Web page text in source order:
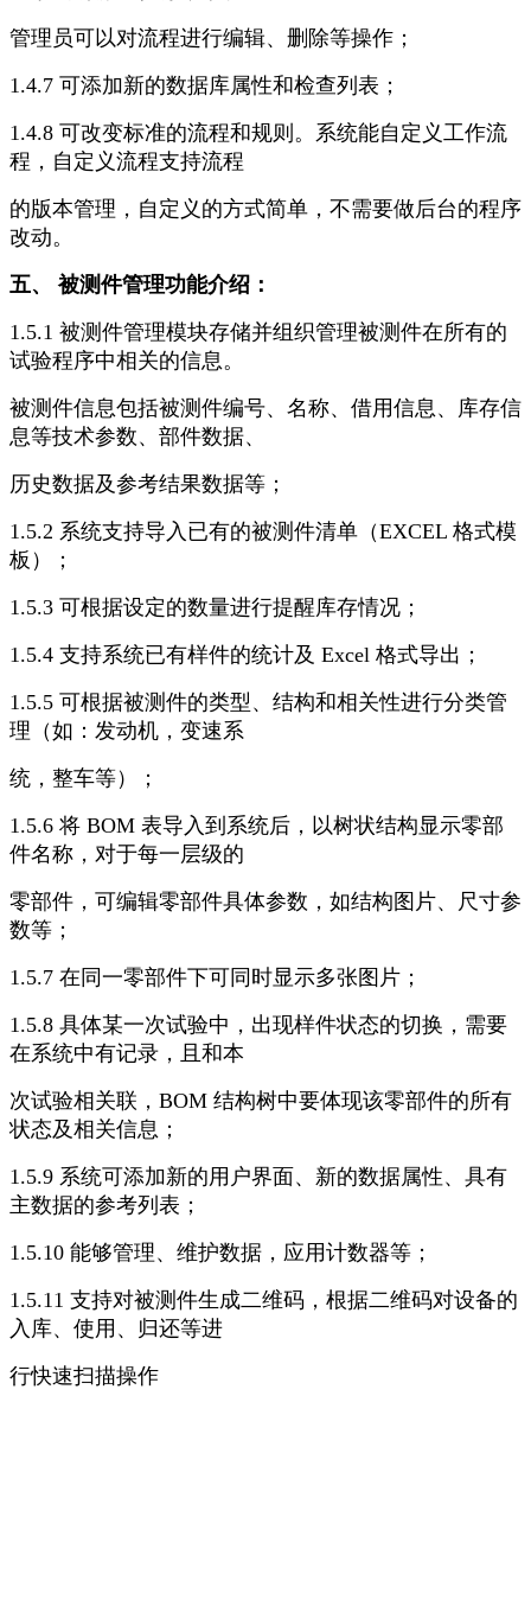
管理员可以对流程进行编辑、删除等操作；
1.4.7 可添加新的数据库属性和检查列表；
1.4.8 可改变标准的流程和规则。系统能自定义工作流
程，自定义流程支持流程
的版本管理，自定义的方式简单，不需要做后台的程序
改动。
五、 被测件管理功能介绍：
1.5.1 被测件管理模块存储并组织管理被测件在所有的
试验程序中相关的信息。
被测件信息包括被测件编号、名称、借用信息、库存信
息等技术参数、部件数据、
历史数据及参考结果数据等；
1.5.2 系统支持导入已有的被测件清单（EXCEL 格式模
板）；
1.5.3 可根据设定的数量进行提醒库存情况；
1.5.4 支持系统已有样件的统计及 Excel 格式导出；
1.5.5 可根据被测件的类型、结构和相关性进行分类管
理（如：发动机，变速系
统，整车等）；
1.5.6 将 BOM 表导入到系统后，以树状结构显示零部
件名称，对于每一层级的
零部件，可编辑零部件具体参数，如结构图片、尺寸参
数等；
1.5.7 在同一零部件下可同时显示多张图片；
1.5.8 具体某一次试验中，出现样件状态的切换，需要
在系统中有记录，且和本
次试验相关联，BOM 结构树中要体现该零部件的所有
状态及相关信息；
1.5.9 系统可添加新的用户界面、新的数据属性、具有
主数据的参考列表；
1.5.10 能够管理、维护数据，应用计数器等；
1.5.11 支持对被测件生成二维码，根据二维码对设备的
入库、使用、归还等进
行快速扫描操作